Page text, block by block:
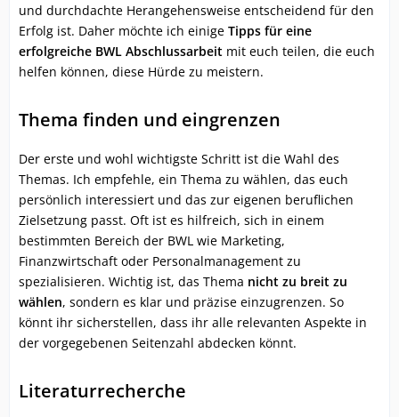
und durchdachte Herangehensweise entscheidend für den
Erfolg ist. Daher möchte ich einige Tipps für eine
erfolgreiche BWL Abschlussarbeit mit euch teilen, die euch
helfen können, diese Hürde zu meistern.
Thema finden und eingrenzen
Der erste und wohl wichtigste Schritt ist die Wahl des
Themas. Ich empfehle, ein Thema zu wählen, das euch
persönlich interessiert und das zur eigenen beruflichen
Zielsetzung passt. Oft ist es hilfreich, sich in einem
bestimmten Bereich der BWL wie Marketing,
Finanzwirtschaft oder Personalmanagement zu
spezialisieren. Wichtig ist, das Thema nicht zu breit zu
wählen, sondern es klar und präzise einzugrenzen. So
könnt ihr sicherstellen, dass ihr alle relevanten Aspekte in
der vorgegebenen Seitenzahl abdecken könnt.
Literaturrecherche